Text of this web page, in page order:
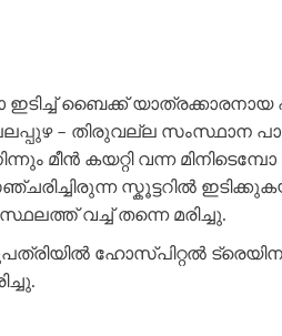
ഇടിച്ച് ബൈക്ക്
– തിരുവല്ല സംസ്ഥാന
മീൻ കയറ്റി വന്ന മിനിടെമ്പോ
സ്കൂട്ടറിൽ
വച്ച് തന്നെ മരിച്ചു.
ഹോസ്പിറ്റൽ